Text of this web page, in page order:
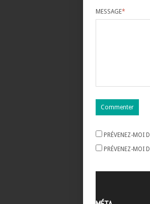
MESSAGE*
PRÉVENEZ-MOI
PRÉVENEZ-MOI